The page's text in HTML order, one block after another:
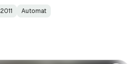
2011
Automat